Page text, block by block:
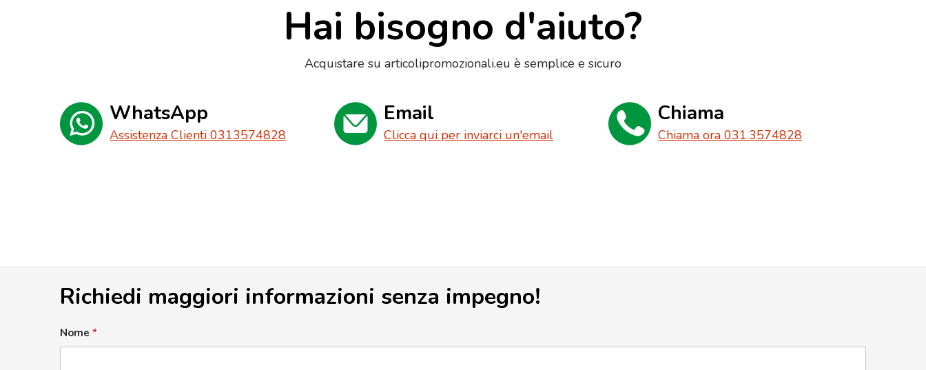
Hai bisogno d'aiuto?
Acquistare su articolipromozionali.eu è semplice e sicuro
WhatsApp
Assistenza Clienti 0313574828
Email
Clicca qui per inviarci un'email
Chiama
Chiama ora 031.3574828
Richiedi maggiori informazioni senza impegno!
Nome *